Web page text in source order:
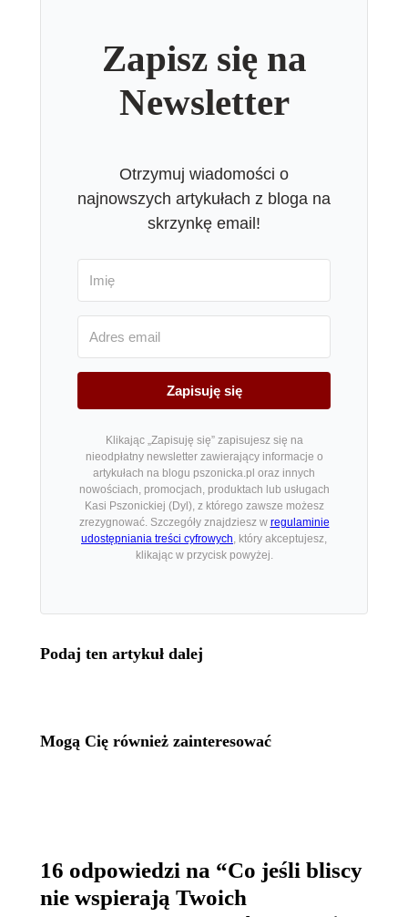
Zapisz się na
Newsletter
Otrzymuj wiadomości o
najnowszych artykułach z bloga na
skrzynkę email!
Zapisuję się
Klikając „Zapisuję się” zapisujesz się na
nieodpłatny newsletter zawierający informacje o
artykułach na blogu pszonicka.pl oraz innych
nowościach, promocjach, produktach lub usługach
Kasi Pszonickiej (Dyl), z którego zawsze możesz
zrezygnować. Szczegóły znajdziesz w regulaminie
udostępniania treści cyfrowych , który akceptujesz,
klikając w przycisk powyżej.
Podaj ten artykuł dalej
Mogą Cię również zainteresować
16 odpowiedzi na “Co jeśli bliscy
nie wspierają Twoich